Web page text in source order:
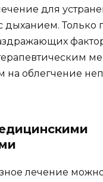
для
дыханием. Только
на облегчение
лечение